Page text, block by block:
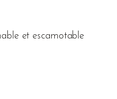
et escamotable